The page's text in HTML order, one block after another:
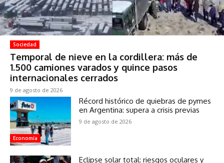
Sociedad
Temporal de nieve en la cordillera: más de
1.500 camiones varados y quince pasos
internacionales cerrados
9 de agosto de 2026
Economía
Récord histórico de quiebras de pymes
en Argentina: supera a crisis previas
9 de agosto de 2026
Eclipse solar total: riesgos oculares y